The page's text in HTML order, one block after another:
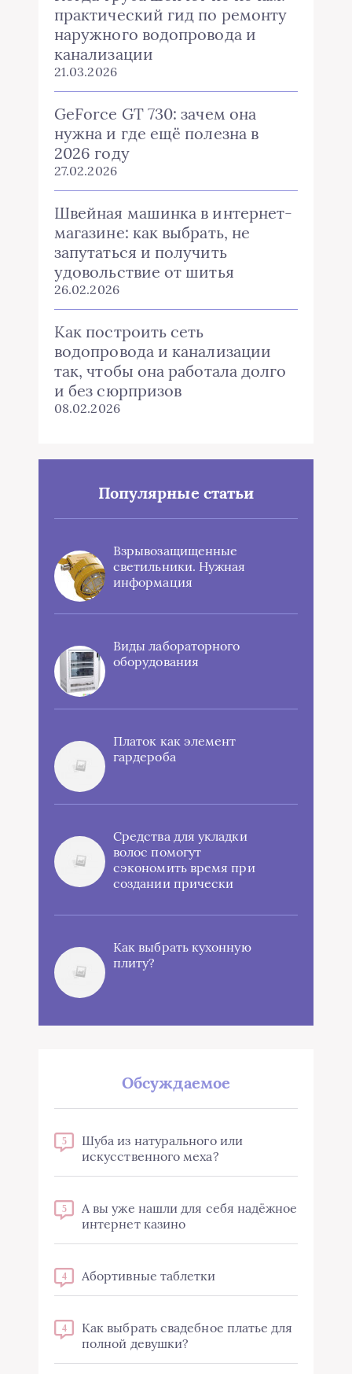
практический гид по ремонту
наружного водопровода и
канализации
21.03.2026
GeForce GT 730: зачем она
нужна и где ещё полезна в
2026 году
27.02.2026
Швейная машинка в интернет-
магазине: как выбрать, не
запутаться и получить
удовольствие от шитья
26.02.2026
Как построить сеть
водопровода и канализации
так, чтобы она работала долго
и без сюрпризов
08.02.2026
Популярные статьи
Взрывозащищенные
светильники. Нужная
информация
Виды лабораторного
оборудования
Платок как элемент
гардероба
Средства для укладки
волос помогут
сэкономить время при
создании прически
Как выбрать кухонную
плиту?
Обсуждаемое
5
Шуба из натурального или
искусственного меха?
5
А вы уже нашли для себя надёжное
интернет казино
4 Абортивные таблетки
4
Как выбрать свадебное платье для
полной девушки?